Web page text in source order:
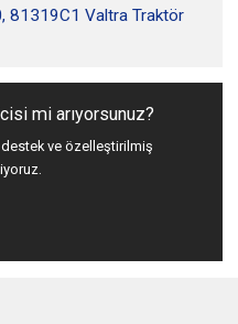
81319C1 Valtra Traktör
mi arıyorsunuz?
ve özelleştirilmiş